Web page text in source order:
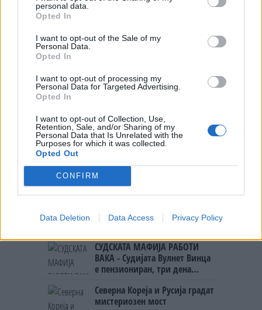
personal data.
Opted In
I want to opt-out of the Sale of my
Personal Data.
Opted In
I want to opt-out of processing my
Personal Data for Targeted Advertising.
Opted In
I want to opt-out of Collection, Use,
Retention, Sale, and/or Sharing of my
Personal Data that Is Unrelated with the
Purposes for which it was collected.
Opted Out
CONFIRM
Data Deletion Data Access Privacy Policy
НАЈЧИТАНИ ВО ПОСЛЕДНИ 7 ДЕНА
СЛУШАМ, САКААТ ДА СЕ СУДИ
ИСТОРИСКО ОБЕДИНУВАЊЕ НА
МАКЕДОНЦИТЕ ВО СРБИЈА:
УЛЦИЊ Е АЛБАНСКИ, ЌЕ ГО
ОСЛОБОДИМЕ- Скандалозна
објава на вицепремиерот на
Црна Гора
итно ја преиспитува својата
одлука“
БИДЕ ЗА НА ЛЕКАР, а потоа...
СУДСКАТА МАФИЈА РАБОТИ
ВАКА - Судијата Вулнет Винца
е пензиониран, три дена
на бизнисменот Марковски
Северна Кореја и Русија градат
мистериозен мост